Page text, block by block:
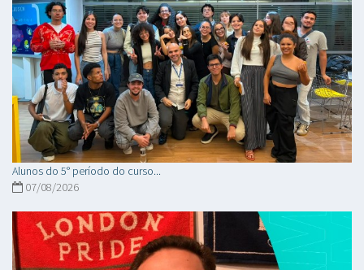
Alunos do 5° período do curso...
07/08/2026